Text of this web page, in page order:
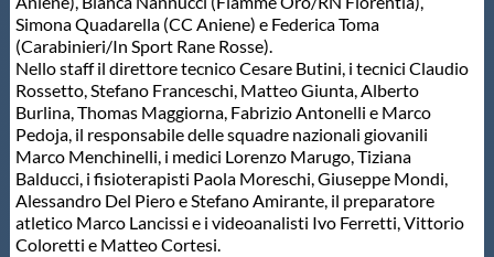
Simona Quadarella (CC Aniene) e Federica Toma
(Carabinieri/In Sport Rane Rosse).
Nello staff il direttore tecnico Cesare Butini, i tecnici Claudio
Rossetto, Stefano Franceschi, Matteo Giunta, Alberto
Burlina, Thomas Maggiorna, Fabrizio Antonelli e Marco
Pedoja, il responsabile delle squadre nazionali giovanili
Marco Menchinelli, i medici Lorenzo Marugo, Tiziana
Balducci, i fisioterapisti Paola Moreschi, Giuseppe Mondi,
Alessandro Del Piero e Stefano Amirante, il preparatore
atletico Marco Lancissi e i videoanalisti Ivo Ferretti, Vittorio
Coloretti e Matteo Cortesi.